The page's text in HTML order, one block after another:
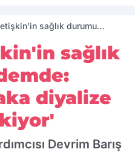
sağlık durumu
sağlık
diyalize
Devrim Barış